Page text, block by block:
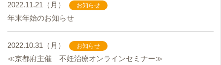
2022.11.21（月） お知らせ
年末年始のお知らせ
2022.10.31（月） お知らせ
≪京都府主催 不妊治療オンラインセミナー≫